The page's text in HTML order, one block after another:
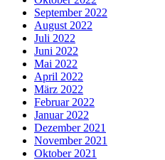
September 2022
August 2022
Juli 2022
Juni 2022
Mai 2022
April 2022
März 2022
Februar 2022
Januar 2022
Dezember 2021
November 2021
Oktober 2021